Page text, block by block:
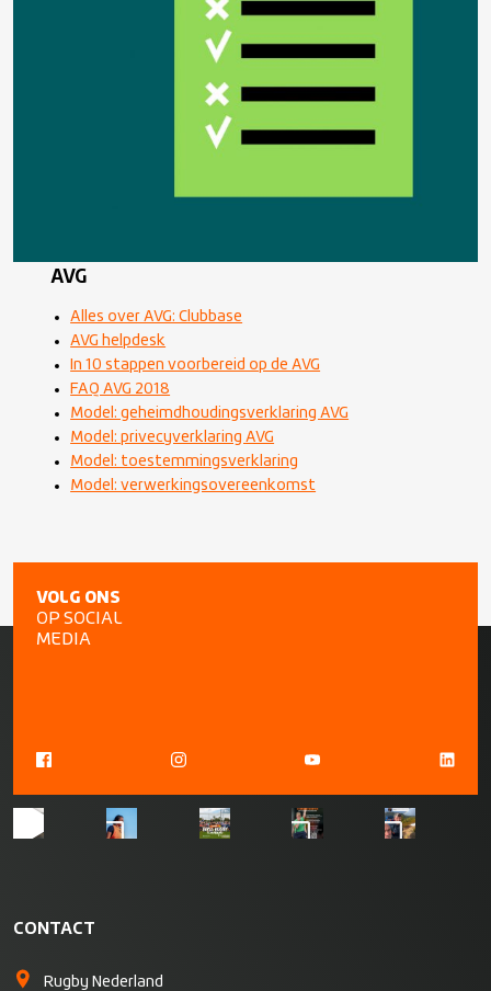
AVG
Alles over AVG: Clubbase
AVG helpdesk
In 10 stappen voorbereid op de AVG
FAQ AVG 2018
Model: geheimdhoudingsverklaring AVG
Model: privecyverklaring AVG
Model: toestemmingsverklaring
Model: verwerkingsovereenkomst
VOLG ONS
OP SOCIAL
MEDIA
CONTACT
Rugby Nederland